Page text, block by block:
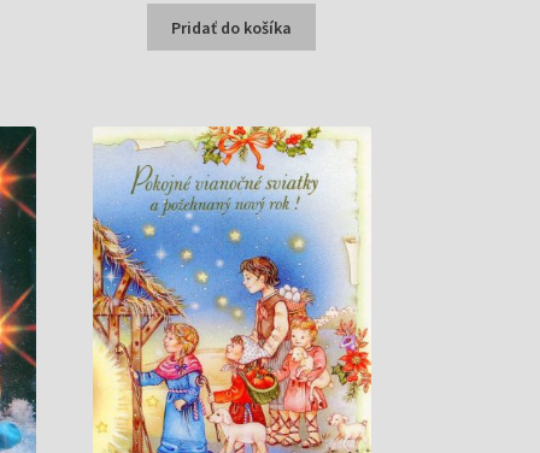
bola:
0,20 €.
je:
0,17 €.
Pridať do košíka